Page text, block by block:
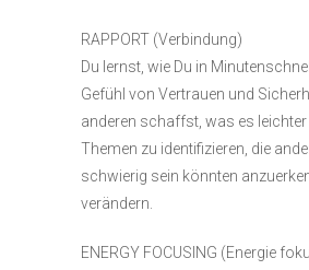
RAPPORT (Verbindung)
Du lernst, wie Du in
Gefühl von Vertrauen und
anderen schaffst, was es
Themen zu identifizieren, die
schwierig sein könnten
verändern.
ENERGY FOCUSING (Energie